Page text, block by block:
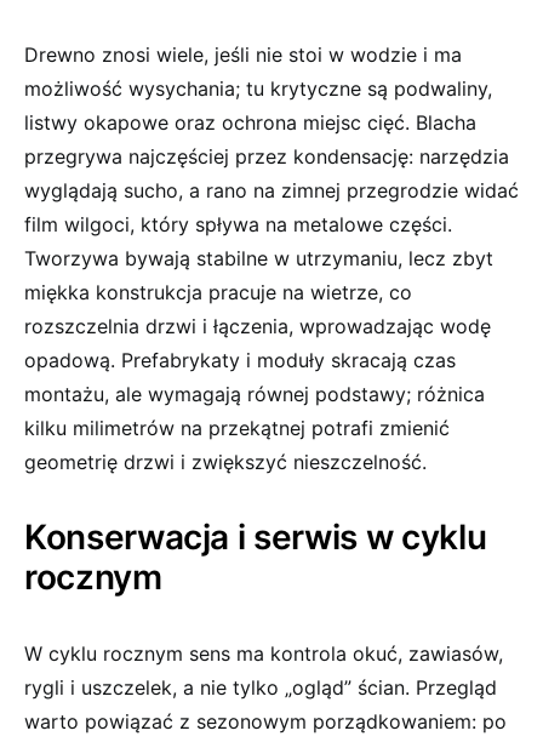
Drewno znosi wiele, jeśli nie stoi w wodzie i ma
możliwość wysychania; tu krytyczne są podwaliny,
listwy okapowe oraz ochrona miejsc cięć. Blacha
przegrywa najczęściej przez kondensację: narzędzia
wyglądają sucho, a rano na zimnej przegrodzie widać
film wilgoci, który spływa na metalowe części.
Tworzywa bywają stabilne w utrzymaniu, lecz zbyt
miękka konstrukcja pracuje na wietrze, co
rozszczelnia drzwi i łączenia, wprowadzając wodę
opadową. Prefabrykaty i moduły skracają czas
montażu, ale wymagają równej podstawy; różnica
kilku milimetrów na przekątnej potrafi zmienić
geometrię drzwi i zwiększyć nieszczelność.
Konserwacja i serwis w cyklu
rocznym
W cyklu rocznym sens ma kontrola okuć, zawiasów,
rygli i uszczelek, a nie tylko „ogląd” ścian. Przegląd
warto powiązać z sezonowym porządkowaniem: po